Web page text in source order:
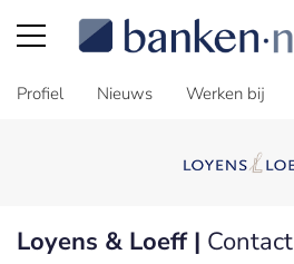
Profiel Nieuws Werken bij
Loyens & Loeff | Contact